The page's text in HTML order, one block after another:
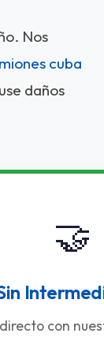
Nos
cuba
daños
🤝
con